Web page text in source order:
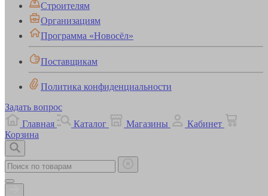
Строителям
Организациям
Программа «Новосёл»
Поставщикам
Политика конфиденциальности
Задать вопрос
Главная
Каталог Магазины
Кабинет
Корзина